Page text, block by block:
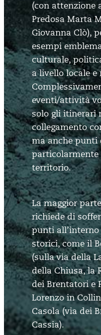
(con attenzione
Predosa Marta
Giovanna Clò),
esempi
culturale,
a livello locale e
eventi/attività
solo gli itinerari
collegamento
ma anche punti
territorio.
La maggior
richiede di
punti
storici, come il
(sulla via della
della Chiusa, la
dei Brentatori e
Lorenzo in
Casola (via dei
Cassia).